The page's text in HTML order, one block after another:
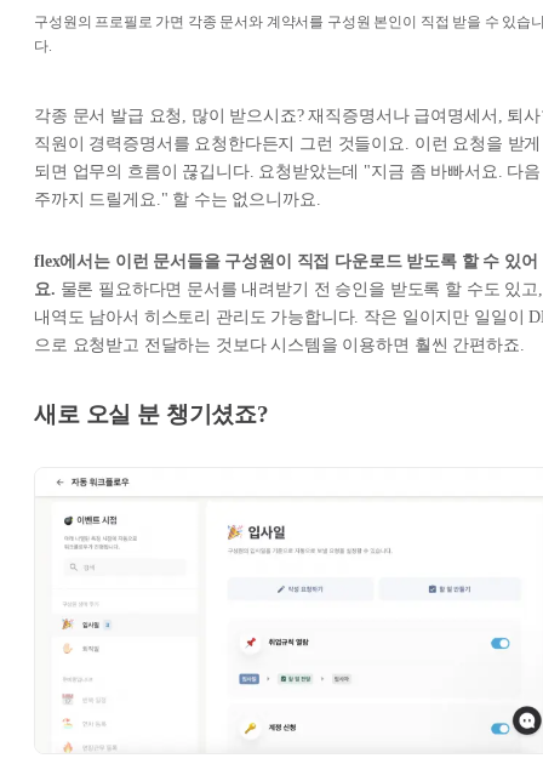
구성원의 프로필로 가면 각종 문서와 계약서를 구성원 본인이 직접 받을 수 있습
다.
각종 문서 발급 요청, 많이 받으시죠? 재직증명서나 급여명세서, 퇴
직원이 경력증명서를 요청한다든지 그런 것들이요. 이런 요청을 받게
되면 업무의 흐름이 끊깁니다. 요청받았는데 "지금 좀 바빠서요. 다음
주까지 드릴게요." 할 수는 없으니까요.
flex에서는 이런 문서들을 구성원이 직접 다운로드 받도록 할 수 있어
요. 물론 필요하다면 문서를 내려받기 전 승인을 받도록 할 수도 있고,
내역도 남아서 히스토리 관리도 가능합니다. 작은 일이지만 일일이
으로 요청받고 전달하는 것보다 시스템을 이용하면 훨씬 간편하죠.
새로 오실 분 챙기셨죠?